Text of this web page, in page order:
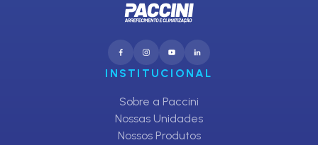
INSTITUCIONAL
Sobre a Paccini
Nossas Unidades
Nossos Produtos